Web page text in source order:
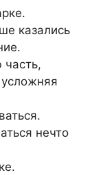
казались
нечто